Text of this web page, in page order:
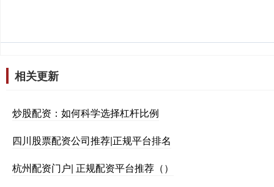
相关更新
炒股配资：如何科学选择杠杆比例
四川股票配资公司推荐|正规平台排名
杭州配资门户| 正规配资平台推荐（）